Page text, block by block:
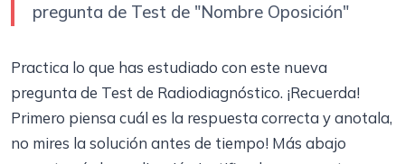
pregunta de Test de "Nombre Oposición"
Practica lo que has estudiado con este nueva
pregunta de Test de Radiodiagnóstico. ¡Recuerda!
Primero piensa cuál es la respuesta correcta y anotala,
no mires la solución antes de tiempo! Más abajo